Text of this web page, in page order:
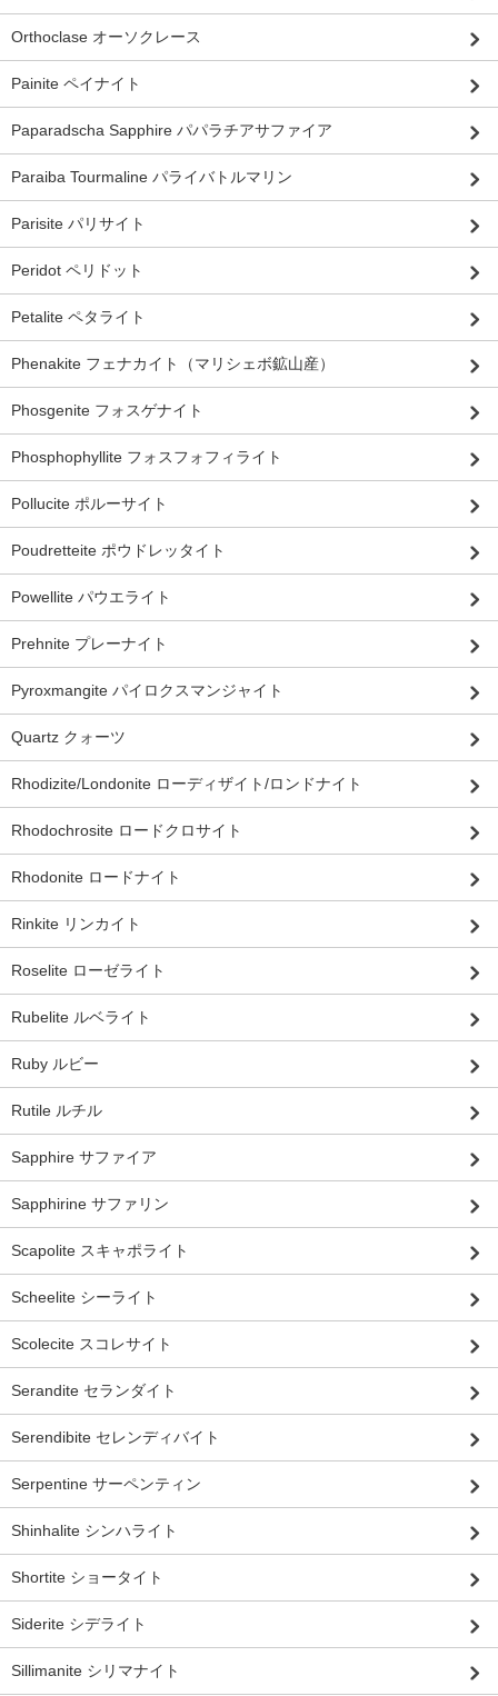
Orthoclase オーソクレース
Painite ペイナイト
Paparadscha Sapphire パパラチアサファイア
Paraiba Tourmaline パライバトルマリン
Parisite パリサイト
Peridot ペリドット
Petalite ペタライト
Phenakite フェナカイト（マリシェボ鉱山産）
Phosgenite フォスゲナイト
Phosphophyllite フォスフォフィライト
Pollucite ポルーサイト
Poudretteite ポウドレッタイト
Powellite パウエライト
Prehnite プレーナイト
Pyroxmangite パイロクスマンジャイト
Quartz クォーツ
Rhodizite/Londonite ローディザイト/ロンドナイト
Rhodochrosite ロードクロサイト
Rhodonite ロードナイト
Rinkite リンカイト
Roselite ローゼライト
Rubelite ルベライト
Ruby ルビー
Rutile ルチル
Sapphire サファイア
Sapphirine サファリン
Scapolite スキャポライト
Scheelite シーライト
Scolecite スコレサイト
Serandite セランダイト
Serendibite セレンディバイト
Serpentine サーペンティン
Shinhalite シンハライト
Shortite ショータイト
Siderite シデライト
Sillimanite シリマナイト